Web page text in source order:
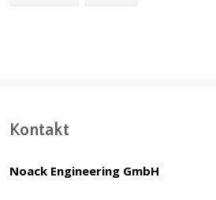
Kontakt
Noack Engineering GmbH